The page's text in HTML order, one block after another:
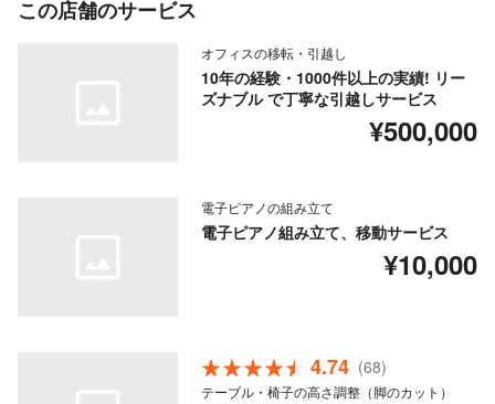
この店舗のサービス
オフィスの移転・引越し
10年の経験・1000件以上の実績! リー
ズナブル で丁寧な引越しサービス
¥500,000
電子ピアノの組み立て
電子ピアノ組み立て、移動サービス
¥10,000
4.74 (68)
テーブル・椅子の高さ調整（脚のカット）